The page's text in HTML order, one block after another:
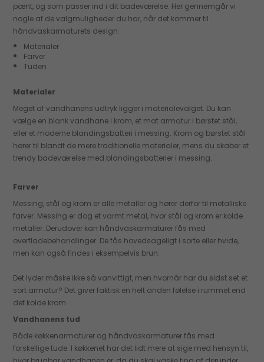
pænt, og som passer ind i dit badeværelse. Her gennemgår vi
nogle af de valgmuligheder du har, når det kommer til
håndvaskarmaturets design:
Materialer
Farver
Tuden
Materialer
Meget af vandhanens udtryk ligger i materialevalget. Du kan
vælge en blank vandhane i krom, et mat armatur i børstet stål,
eller et moderne blandingsbatteri i messing. Krom og børstet stål
hører til blandt de mere traditionelle materialer, mens du skaber et
trendy badeværelse med blandingsbatterier i messing.
Farver
Messing, stål og krom er alle metaller og hører derfor til metalliske
farver. Messing er dog et varmt metal, hvor stål og krom er kolde
metaller. Derudover kan håndvaskarmaturer fås med
overfladebehandlinger. De fås hovedsageligt i sorte eller hvide,
men kan også findes i eksempelvis brun.
Det lyder måske ikke så vanvittigt, men hvornår har du sidst set et
sort armatur? Det giver faktisk en helt anden følelse i rummet end
det kolde krom.
Vandhanens tud
Både køkkenarmaturer og håndvaskarmaturer fås med
forskellige tude. I køkkenet har det lidt mere at sige med hensyn til,